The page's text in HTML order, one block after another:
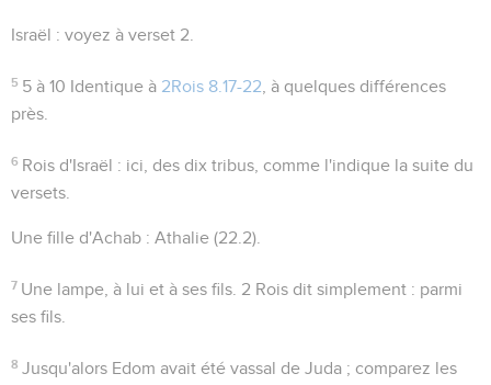
Israël : voyez à verset 2.
5 5 à 10 Identique à 2Rois 8.17-22 , à quelques différences
près.
6 Rois d'Israël : ici, des dix tribus, comme l'indique la suite du
versets.
Une fille d'Achab : Athalie (22.2).
7 Une lampe, à lui et à ses fils . 2 Rois dit simplement : parmi
ses fils
8 Jusqu'alors Edom avait été vassal de Juda ; comparez les